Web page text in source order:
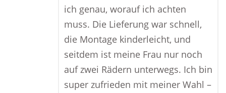
ich genau, worauf ich achten
muss. Die Lieferung war schnell,
die Montage kinderleicht, und
seitdem ist meine Frau nur noch
auf zwei Rädern unterwegs. Ich bin
super zufrieden mit meiner Wahl –